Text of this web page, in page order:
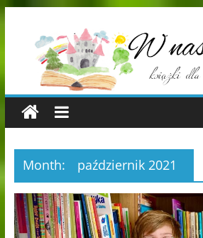
Month: październik 2021